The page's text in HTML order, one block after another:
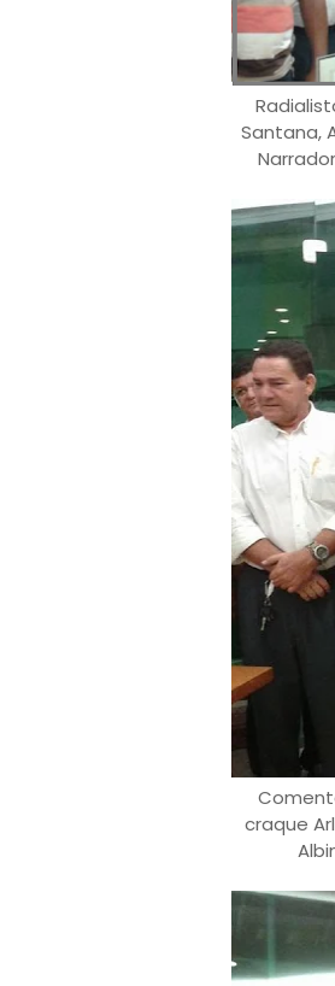
Santana,
craque